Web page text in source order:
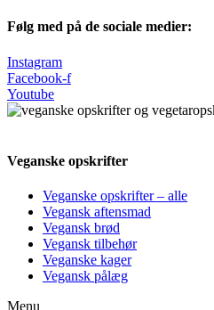
Følg med på de sociale medier:
Instagram
Facebook-f
Youtube
Veganske opskrifter
Veganske opskrifter – alle
Vegansk aftensmad
Vegansk brød
Vegansk tilbehør
Veganske kager
Vegansk pålæg
Menu